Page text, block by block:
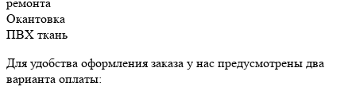
Окантовка
ПВХ ткань
Для удобства оформления заказа у нас предусмотрены два
варианта оплаты: